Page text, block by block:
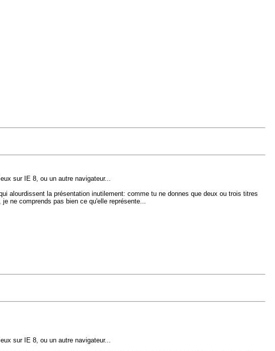
sur IE 8, ou un autre navigateur...
alourdissent la présentation inutilement: comme tu ne donnes que deux ou trois titres
ne comprends pas bien ce qu'elle représente...
sur IE 8, ou un autre navigateur...